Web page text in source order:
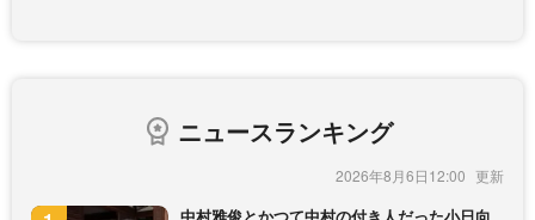
ニュースランキング
2026年8月6日12:00